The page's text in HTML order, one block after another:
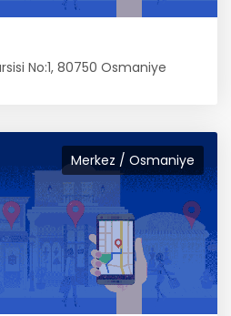
No:1, 80750 Osmaniye
Merkez / Osmaniye